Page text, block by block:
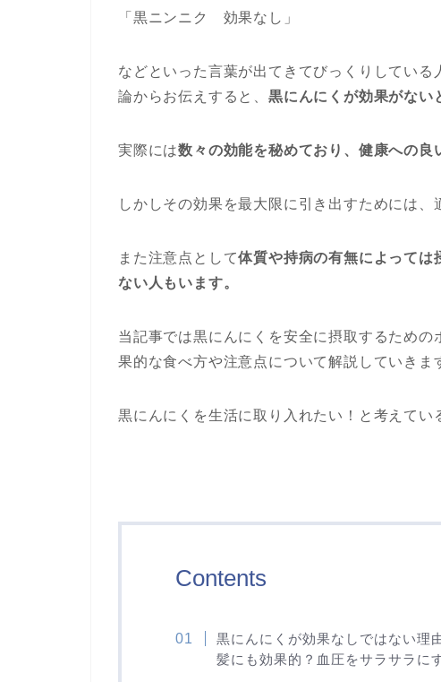
「黒ニンニク 効果なし」
などといった言葉が出てきてびっくりしてい
論からお伝えすると、 黒にんにくが効果がない
実際には数々の効能を秘めており、健康への良
しかしその効果を最大限に引き出すためには、
また注意点として体質や持病の有無によっては
ない人もいます。
当記事では黒にんにくを安全に摂取するため
果的な食べ方や注意点について解説していきま
黒にんにくを生活に取り入れたい！と考えて
Contents
黒にんにくが効果なしではない理
髪にも効果的？血圧をサラサラに